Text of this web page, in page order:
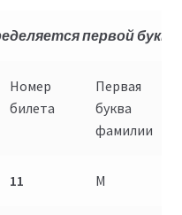
первой
Номер
билета
Первая
буква
фамилии
11 М